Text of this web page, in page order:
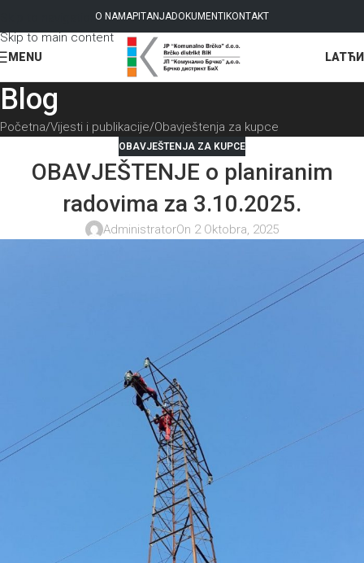
Skip to navigation
Skip to main content
O NAMAPITANJADOKUMENTI KONTAKT
MENU LAT
Blog
Početna Vijesti i publikacije Obavještenja za kupce
OBAVJEŠTENJA ZA KUPCE
OBAVJEŠTENJE o planiranim
radovima za 3.10.2025.
AdministratorOn 2 Oktobra, 2025